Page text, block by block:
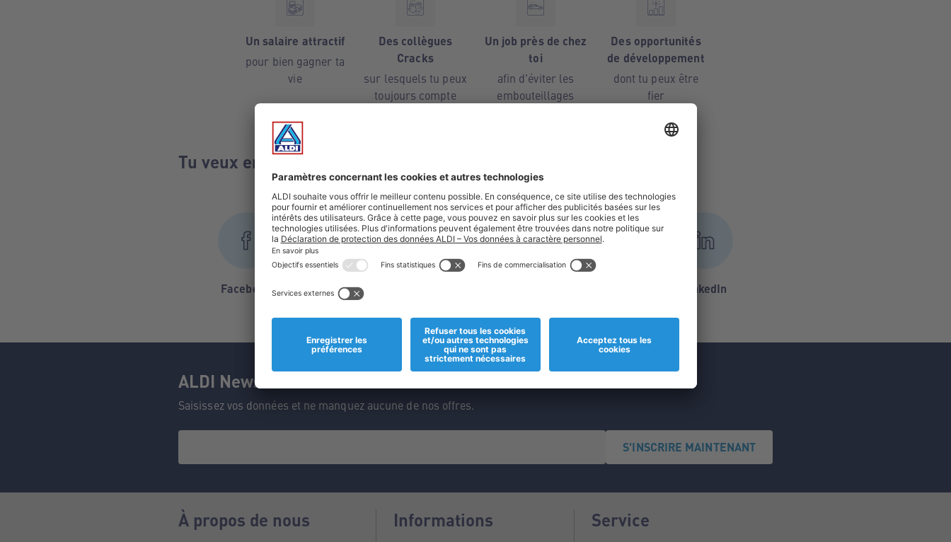
Un salaire attractif
pour bien gagner ta
vie
Des collègues
Cracks
sur lesquels tu peux
toujours compte
Un job près de chez
toi
afin d'éviter les
embouteillages
Des opportunités
de développement
dont tu peux être
fier
Tu veux en voir plus ?
Facebook LinkedIn
ALDI Newsletter
Saisissez vos données et ne manquez aucune de nos offres.
S'INSCRIRE MAINTENANT
À propos de nous Informations Service